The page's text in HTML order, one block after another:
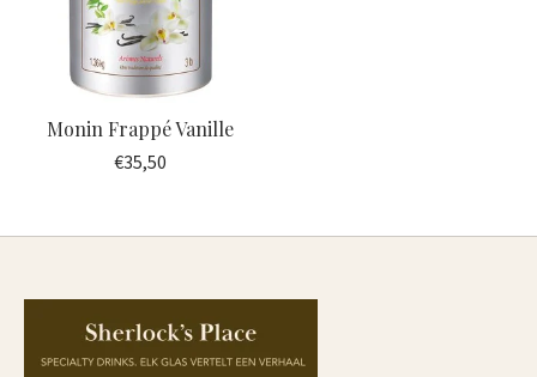
Monin Frappé Vanille
€35,50